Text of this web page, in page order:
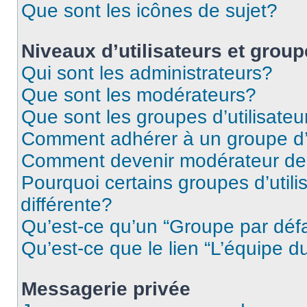
Que sont les icônes de sujet?
Niveaux d’utilisateurs et
Qui sont les administrateurs?
Que sont les modérateurs?
Que sont les groupes
Comment adhérer à un groupe
Comment devenir modérateur
Pourquoi certains groupes
différente?
Qu’est-ce qu’un “Groupe par
Qu’est-ce que le lien “L’équipe
Messagerie privée